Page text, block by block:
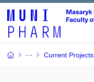
Current Projects